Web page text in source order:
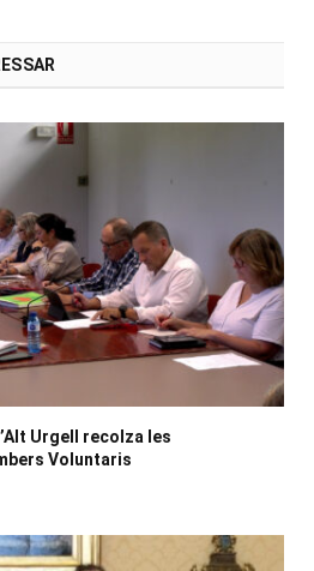
Urgell recolza les
Voluntaris